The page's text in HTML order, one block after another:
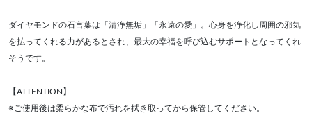
ダイヤモンドの石言葉は「清浄無垢」「永遠の愛」。心身を浄化し周囲の邪気
を払ってくれる力があるとされ、最大の幸福を呼び込むサポートとなってくれ
そうです。
【ATTENTION】
※ご使用後は柔らかな布で汚れを拭き取ってから保管してください。